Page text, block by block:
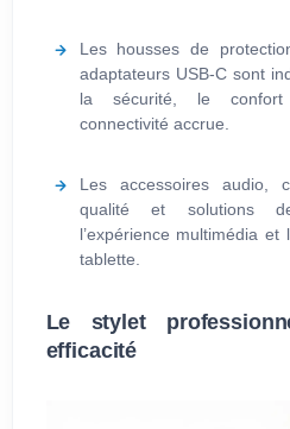
Les housses de
adaptateurs USB-C sont
la sécurité, le
connectivité accrue.
Les accessoires audio,
qualité et solutions
l’expérience multimédia
tablette.
Le stylet
efficacité